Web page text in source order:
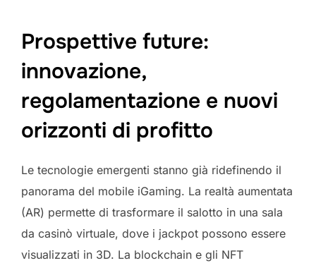
Prospettive future:
innovazione,
regolamentazione e nuovi
orizzonti di profitto
Le tecnologie emergenti stanno già ridefinendo il
panorama del mobile iGaming. La realtà aumentata
(AR) permette di trasformare il salotto in una sala
da casinò virtuale, dove i jackpot possono essere
visualizzati in 3D. La blockchain e gli NFT